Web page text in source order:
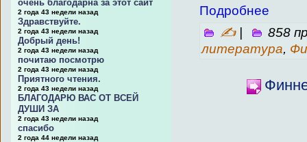
очень благодарна за этот сайт
2 года 43 недели назад
Здравствуйте.
2 года 43 недели назад
Добрый день!
2 года 43 недели назад
почитаю посмотрю
2 года 43 недели назад
Приятного чтения.
2 года 43 недели назад
БЛАГОДАРЮ ВАС ОТ ВСЕЙ
ДУШИ ЗА
2 года 43 недели назад
спасибо
2 года 44 недели назад
Подробнее
✍|
858
литература,